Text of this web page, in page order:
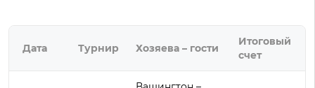
Дата Турнир Хозяева – гости
Итоговый
счет